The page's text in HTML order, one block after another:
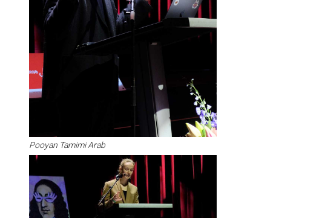
Pooyan Tamimi Arab